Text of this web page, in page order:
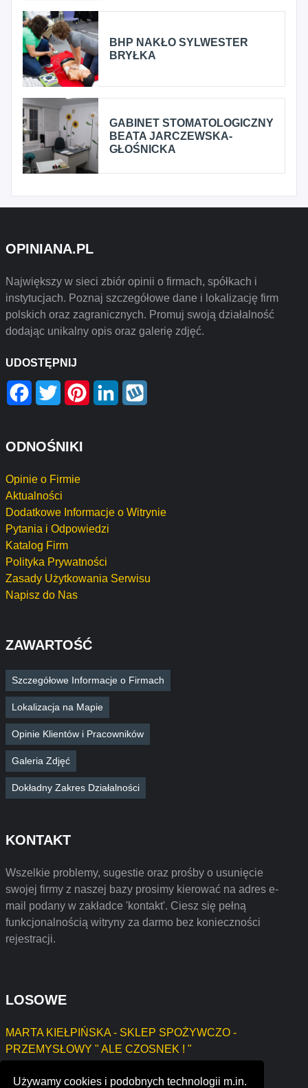
Używamy cookies i podobnych technologii m.in.
BHP NAKŁO SYLWESTER
BRYŁKA
GABINET STOMATOLOGICZNY
BEATA JARCZEWSKA-
GŁOŚNICKA
OPINIANA.PL
Największy w sieci zbiór opinii o firmach, spółkach i
instytucjach. Poznaj szczegółowe dane i lokalizację firm
polskich oraz zagranicznych. Promuj swoją działalność
dodając unikalny opis oraz galerię zdjęć.
UDOSTĘPNIJ
Facebook
Twitter PinterestLinkedIn
ODNOŚNIKI
Opinie o Firmie
Aktualności
Dodatkowe Informacje o Witrynie
Pytania i Odpowiedzi
Katalog Firm
Polityka Prywatności
Zasady Użytkowania Serwisu
Napisz do Nas
ZAWARTOŚĆ
Szczegółowe Informacje o Firmach
Lokalizacja na Mapie
Opinie Klientów i Pracowników
Galeria Zdjęć
Dokładny Zakres Działalności
KONTAKT
Wszelkie problemy, sugestie oraz prośby o usunięcie
swojej firmy z naszej bazy prosimy kierować na adres e-
mail podany w zakładce 'kontakt'. Ciesz się pełną
funkcjonalnością witryny za darmo bez konieczności
rejestracji.
LOSOWE
MARTA KIEŁPIŃSKA - SKLEP SPOŻYWCZO -
PRZEMYSŁOWY " ALE CZOSNEK ! "
NADIIA ZHURAVEL